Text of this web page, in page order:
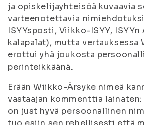
ja opiskelijayhteisöä kuvaavia
varteenotettavia
ISYYsposti, Viikko-ISYY,
kalapalat), mutta vertauksessa
erottui yhä joukosta
perinteikkäänä.
Erään Wiikko-Ärsyke nimeä
vastaajan kommenttia lainaten:
on just hyvä persoonallinen